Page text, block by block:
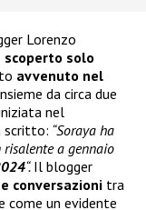
Lorenzo
scoperto solo
avvenuto nel
da circa due
nel
scritto: “Soraya ha
a gennaio
“. Il blogger
conversazioni tra
come un evidente